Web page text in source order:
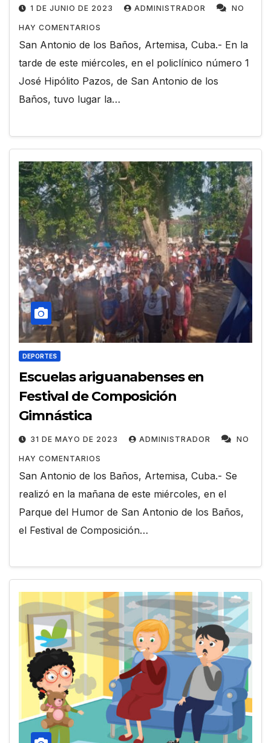
1 DE JUNIO DE 2023 ADMINISTRADOR NO
HAY COMENTARIOS
San Antonio de los Baños, Artemisa, Cuba.- En la
tarde de este miércoles, en el policlínico número 1
José Hipólito Pazos, de San Antonio de los
Baños, tuvo lugar la…
DEPORTES
Escuelas ariguanabenses en
Festival de Composición
Gimnástica
31 DE MAYO DE 2023 ADMINISTRADOR NO
HAY COMENTARIOS
San Antonio de los Baños, Artemisa, Cuba.- Se
realizó en la mañana de este miércoles, en el
Parque del Humor de San Antonio de los Baños,
el Festival de Composición…